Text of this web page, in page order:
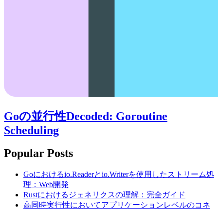
Goの並行性Decoded: Goroutine
Scheduling
Popular Posts
Goにおけるio.Readerとio.Writerを使用したストリーム処
理：Web開発
Rustにおけるジェネリクスの理解：完全ガイド
高同時実行性においてアプリケーションレベルのコネ